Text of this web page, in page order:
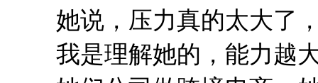
她说，压力真的太大了
我是理解她的，能力越